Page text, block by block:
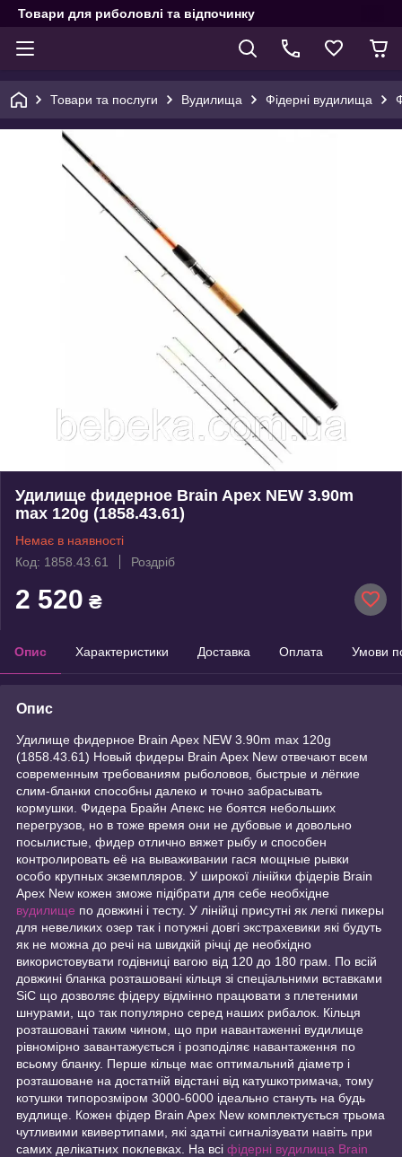
Товари для риболовлі та відпочинку
Товари та послуги Вудилища Фідерні вудилища
Удилище фидерное Brain Apex NEW 3.90m
max 120g (1858.43.61)
Немає в наявності
Код: 1858.43.61
Роздріб
2 520 ₴
Опис Характеристики Доставка Оплата Умови
Опис
Удилище фидерное Brain Apex NEW 3.90m max 120g
(1858.43.61) Новый фидеры Brain Apex New отвечают всем
современным требованиям рыболовов, быстрые и лёгкие
слим-бланки способны далеко и точно забрасывать
кормушки. Фидера Брайн Апекс не боятся небольших
перегрузов, но в тоже время они не дубовые и довольно
посылистые, фидер отлично вяжет рыбу и способен
контролировать её на вываживании гася мощные рывки
особо крупных экземпляров. У широкої лінійки фідерів Brain
Apex New кожен зможе підібрати для себе необхідне
вудилище по довжині і тесту. У лінійці присутні як легкі пикеры
для невеликих озер так і потужні довгі экстрахевики які будуть
як не можна до речі на швидкій річці де необхідно
використовувати годівниці вагою від 120 до 180 грам. По всій
довжині бланка розташовані кільця зі спеціальними вставками
SiC що дозволяє фідеру відмінно працювати з плетеними
шнурами, що так популярно серед наших рибалок. Кільця
розташовані таким чином, що при навантаженні вудилище
рівномірно завантажується і розподіляє навантаження по
всьому бланку. Перше кільце має оптимальний діаметр і
розташоване на достатній відстані від катушкотримача, тому
котушки типорозміром 3000-6000 ідеально стануть на будь
вудлище. Кожен фідер Brain Apex New комплектується трьома
чутливими квивертипами, які здатні сигналізувати навіть при
самих делікатних поклевках. На всі фідерні вудилища Brain